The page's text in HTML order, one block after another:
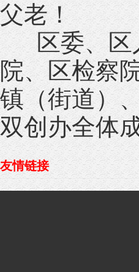
父老！
区委、区
院、区检察
镇（街道）
双创办全体
友情链接